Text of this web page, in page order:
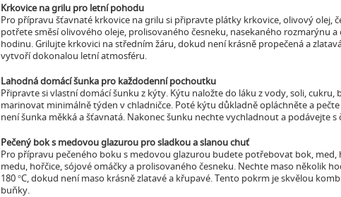
Krkovice na grilu pro letní pohodu
Pro přípravu šťavnaté krkovice na grilu si připravte plátky krkovice, olivový olej,
potřete směsí olivového oleje, prolisovaného česneku, nasekaného rozmarýnu
hodinu. Grilujte krkovici na středním žáru, dokud není krásně propečená a
vytvoří dokonalou letní atmosféru.
Lahodná domácí šunka pro každodenní pochoutku
Připravte si vlastní domácí šunku z kýty. Kýtu naložte do láku z vody, soli,
marinovat minimálně týden v chladničce. Poté kýtu důkladně opláchněte a
není šunka měkká a šťavnatá. Nakonec šunku nechte vychladnout a podávejte s
Pečený bok s medovou glazurou pro sladkou a slanou chuť
Pro přípravu pečeného boku s medovou glazurou budete potřebovat bok, med,
medu, hořčice, sójové omáčky a prolisovaného česneku. Nechte maso několik
180 °C, dokud není maso krásně zlatavé a křupavé. Tento pokrm je skvělou
buňky.